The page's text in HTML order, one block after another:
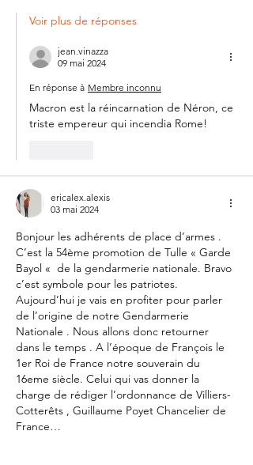
Voir plus de réponses
jean.vinazza
09 mai 2024
En réponse à Membre inconnu
Macron est la réincarnation de Néron, ce
triste empereur qui incendia Rome!
ericalex.alexis
03 mai 2024
Bonjour les adhérents de place d’armes .
C’est la 54ème promotion de Tulle « Garde
Bayol «  de la gendarmerie nationale. Bravo
c’est symbole pour les patriotes.
Aujourd’hui je vais en profiter pour parler
de l’origine de notre Gendarmerie
Nationale . Nous allons donc retourner
dans le temps . A l’époque de François le
1er Roi de France notre souverain du
16eme siècle. Celui qui vas donner la
charge de rédiger l’ordonnance de Villiers-
Cotterêts , Guillaume Poyet Chancelier de
France…